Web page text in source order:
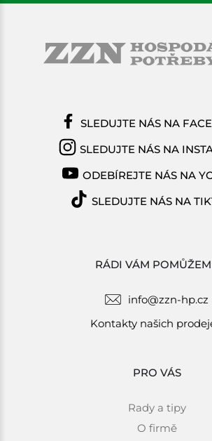
RÁDI VÁM
info@zzn-hp.cz
Kontakty našich
PRO VÁS
Rady a tipy
O firmě
SLEDUJTE NÁS NA
SLEDUJTE NÁS NA
ODEBÍREJTE NÁS NA
SLEDUJTE NÁS NA